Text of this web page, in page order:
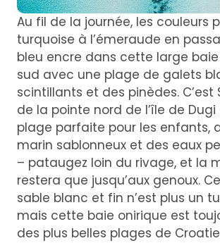
Au fil de la journée, les couleurs
turquoise à l’émeraude en
bleu encre dans cette large
sud avec une plage de galets
scintillants et des pinèdes. C’est
de la pointe nord de l’île de Dugi
plage parfaite pour les enfants,
marin sablonneux et des eaux
– pataugez loin du rivage, et la
restera que jusqu’aux genoux.
sable blanc et fin n’est plus un
mais cette baie onirique est
des plus belles plages de